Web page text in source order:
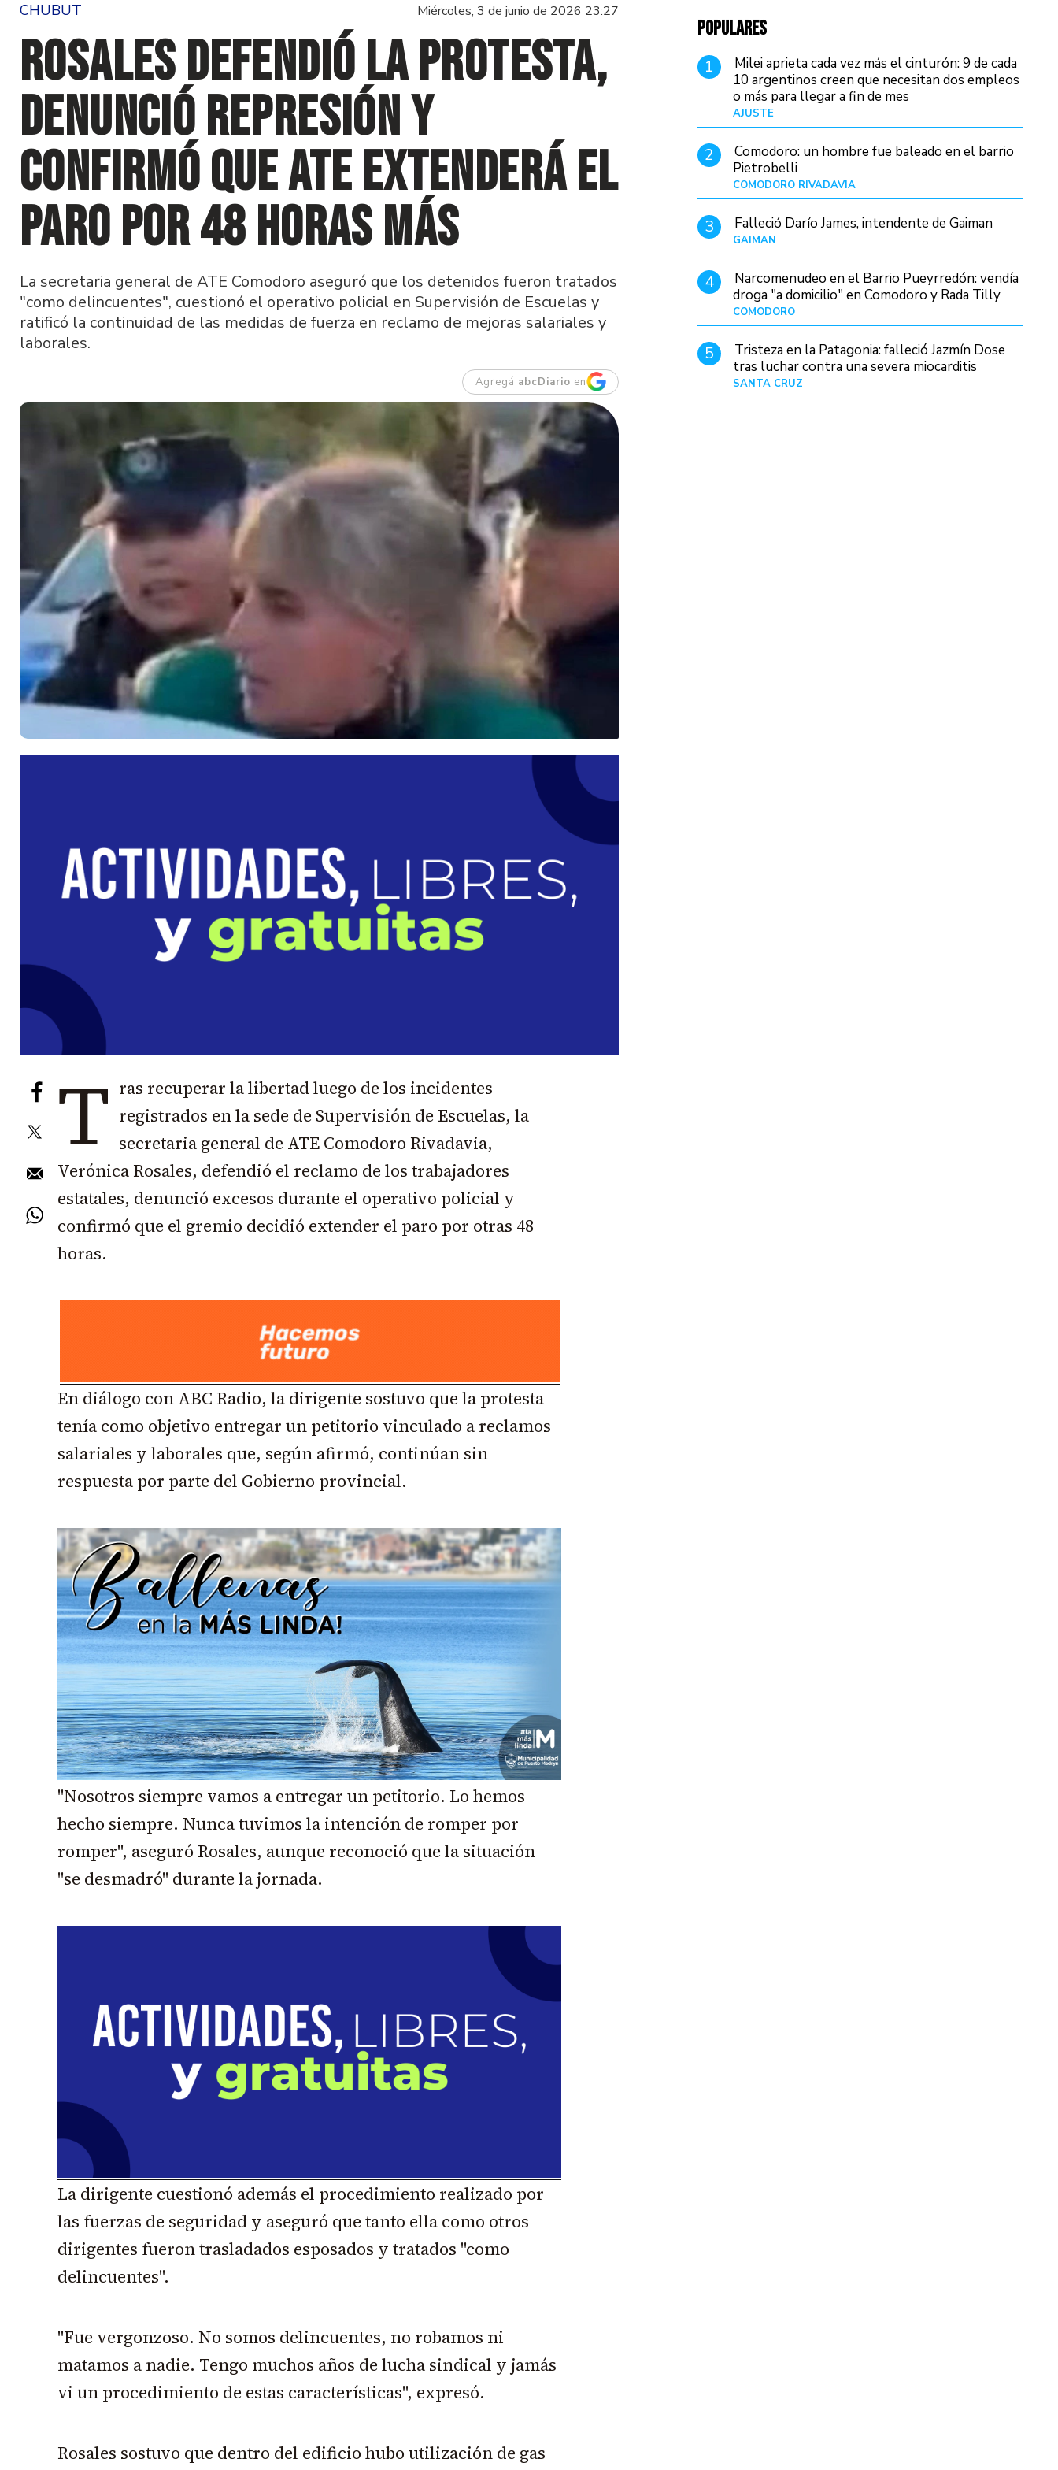
CHUBUT Miércoles, 3 de junio de 2026 23:27
Rosales defendió la protesta,
denunció represión y
confirmó que ATE extenderá el
paro por 48 horas más
La secretaria general de ATE Comodoro aseguró que los detenidos fueron tratados
"como delincuentes", cuestionó el operativo policial en Supervisión de Escuelas y
ratificó la continuidad de las medidas de fuerza en reclamo de mejoras salariales y
laborales.
Agregá abcDiario en
T ras recuperar la libertad luego de los incidentes
registrados en la sede de Supervisión de Escuelas, la
secretaria general de ATE Comodoro Rivadavia,
Verónica Rosales, defendió el reclamo de los trabajadores
estatales, denunció excesos durante el operativo policial y
confirmó que el gremio decidió extender el paro por otras 48
horas.
En diálogo con ABC Radio, la dirigente sostuvo que la protesta
tenía como objetivo entregar un petitorio vinculado a reclamos
salariales y laborales que, según afirmó, continúan sin
respuesta por parte del Gobierno provincial.
"Nosotros siempre vamos a entregar un petitorio. Lo hemos
hecho siempre. Nunca tuvimos la intención de romper por
romper", aseguró Rosales, aunque reconoció que la situación
"se desmadró" durante la jornada.
La dirigente cuestionó además el procedimiento realizado por
las fuerzas de seguridad y aseguró que tanto ella como otros
dirigentes fueron trasladados esposados y tratados "como
delincuentes".
"Fue vergonzoso. No somos delincuentes, no robamos ni
matamos a nadie. Tengo muchos años de lucha sindical y jamás
vi un procedimiento de estas características", expresó.
Rosales sostuvo que dentro del edificio hubo utilización de gas
POPULARES
1
Milei aprieta cada vez más el cinturón: 9 de cada
10 argentinos creen que necesitan dos empleos
o más para llegar a fin de mes
AJUSTE
2
Comodoro: un hombre fue baleado en el barrio
Pietrobelli
COMODORO RIVADAVIA
3 Falleció Darío James, intendente de Gaiman
GAIMAN
4
Narcomenudeo en el Barrio Pueyrredón: vendía
droga "a domicilio" en Comodoro y Rada Tilly
COMODORO
5
Tristeza en la Patagonia: falleció Jazmín Dose
tras luchar contra una severa miocarditis
SANTA CRUZ